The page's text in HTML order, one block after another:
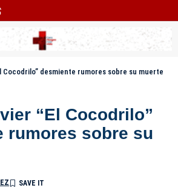
Cocodrilo” desmiente rumores sobre su muerte
“El Cocodrilo”
rumores sobre su